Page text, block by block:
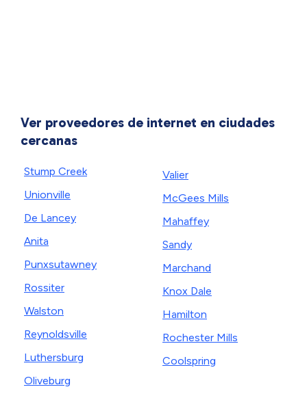
Ver proveedores de internet en ciudades
cercanas
Stump Creek
Unionville
De Lancey
Anita
Punxsutawney
Rossiter
Walston
Reynoldsville
Luthersburg
Oliveburg
Valier
McGees Mills
Mahaffey
Sandy
Marchand
Knox Dale
Hamilton
Rochester Mills
Coolspring